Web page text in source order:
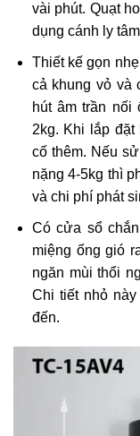
vài phút. Quạt
dụng cánh ly
Thiết kế gọn
cả khung vỏ và
hút âm trần nối
2kg. Khi lắp đặt
cố thêm. Nếu
nặng 4-5kg thì
và chi phí phát
Có cửa sổ
miệng ống gió
ngăn mùi thổi
Chi tiết nhỏ
đến.